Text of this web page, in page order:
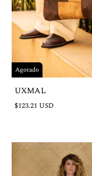
Agotado
UXMAL
$123.21 USD